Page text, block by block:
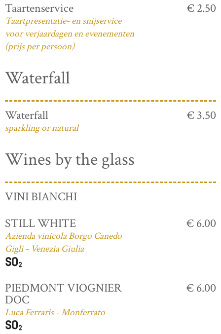
Taartenservice
Taartpresentatie- en snijservice
voor verjaardagen en evenementen
(prijs per persoon)
€ 2.50
Waterfall
Waterfall
sparkling or natural
€ 3.50
Wines by the glass
VINI BIANCHI
STILL WHITE
Azienda vinicola Borgo Canedo
Gigli - Venezia Giulia
€ 6.00
PIEDMONT VIOGNIER
DOC
Luca Ferraris - Monferrato
€ 6.00